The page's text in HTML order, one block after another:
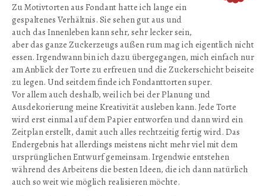
Zu Motivtorten aus Fondant hatte ich lange ein
gespaltenes Verhältnis. Sie sehen gut aus und
auch das Innenleben kann sehr, sehr lecker sein,
aber das ganze Zuckerzeugs außen rum mag ich eigentlich nicht
essen. Irgendwann bin ich dazu übergegangen, mich einfach nur
am Anblick der Torte zu erfreuen und die Zuckerschicht beiseite
zu legen. Und seitdem finde ich Fondanttorten super.
Vor allem auch deshalb, weil ich bei der Planung und
Ausdekorierung meine Kreativität ausleben kann. Jede Torte
wird erst einmal auf dem Papier entworfen und dann wird ein
Zeitplan erstellt, damit auch alles rechtzeitig fertig wird. Das
Endergebnis hat allerdings meistens nicht mehr viel mit dem
ursprünglichen Entwurf gemeinsam. Irgendwie entstehen
während des Arbeitens die besten Ideen, die ich dann natürlich
auch so weit wie möglich realisieren möchte.